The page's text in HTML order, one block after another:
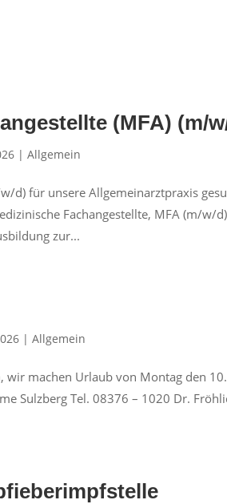
(MFA) (m/
|Allgemein
d) für unsere Allgemeinarztpraxis
Fachangestellte, MFA (m/w/
zur...
|Allgemein
wir machen Urlaub von Montag den
Sulzberg Tel. 08376 – 1020 Dr.